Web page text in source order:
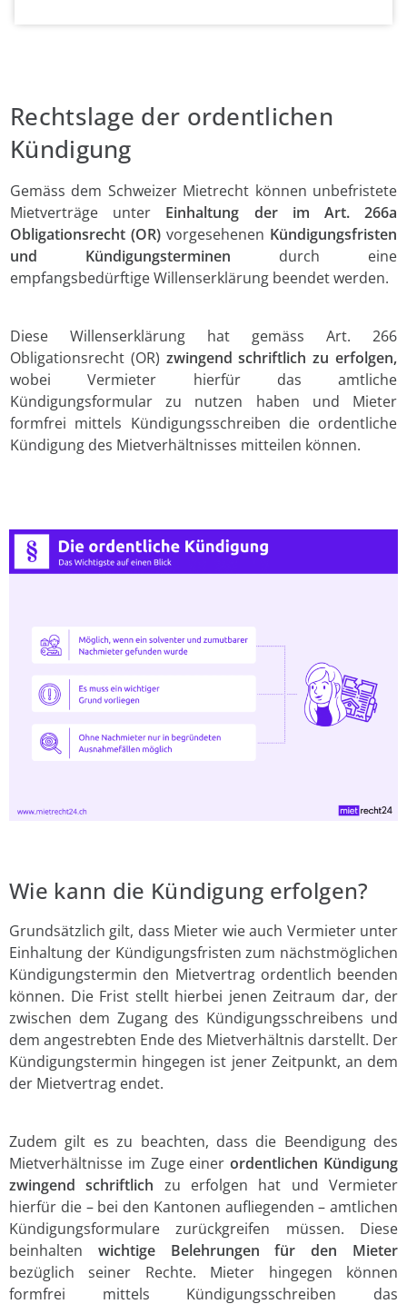
Rechtslage der ordentlichen
Kündigung
Gemäss dem Schweizer Mietrecht können unbefristete
Mietverträge unter Einhaltung der im Art. 266a
Obligationsrecht (OR) vorgesehenen Kündigungsfristen
und Kündigungsterminen durch eine
empfangsbedürftige Willenserklärung beendet werden.
Diese Willenserklärung hat gemäss Art. 266
Obligationsrecht (OR) zwingend schriftlich zu erfolgen,
wobei Vermieter hierfür das amtliche
Kündigungsformular zu nutzen haben und Mieter
formfrei mittels Kündigungsschreiben die ordentliche
Kündigung des Mietverhältnisses mitteilen können.
Wie kann die Kündigung erfolgen?
Grundsätzlich gilt, dass Mieter wie auch Vermieter unter
Einhaltung der Kündigungsfristen zum nächstmöglichen
Kündigungstermin den Mietvertrag ordentlich beenden
können. Die Frist stellt hierbei jenen Zeitraum dar, der
zwischen dem Zugang des Kündigungsschreibens und
dem angestrebten Ende des Mietverhältnis darstellt. Der
Kündigungstermin hingegen ist jener Zeitpunkt, an dem
der Mietvertrag endet.
Zudem gilt es zu beachten, dass die Beendigung des
Mietverhältnisse im Zuge einerordentlichen Kündigung
zwingend schriftlich zu erfolgen hat und Vermieter
hierfür die – bei den Kantonen aufliegenden – amtlichen
Kündigungsformulare zurückgreifen müssen. Diese
beinhalten wichtige Belehrungen für den Mieter
bezüglich seiner Rechte. Mieter hingegen können
formfrei mittels Kündigungsschreiben das